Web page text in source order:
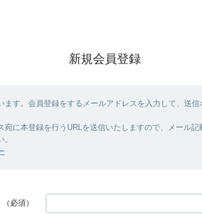
新規会員登録
ます。会員登録をするメールアドレスを入力して、送信
宛に本登録を行うURLを送信いたしますので、メール記
（必須）